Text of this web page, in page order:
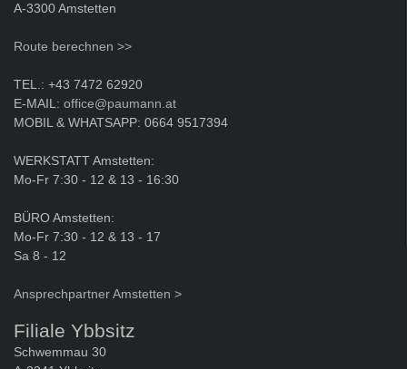
A-3300 Amstetten
Route berechnen >>
TEL.: +43 7472 62920
E-MAIL: office@paumann.at
MOBIL & WHATSAPP: 0664 9517394
WERKSTATT Amstetten:
Mo-Fr 7:30 - 12 & 13 - 16:30
BÜRO Amstetten:
Mo-Fr 7:30 - 12 & 13 - 17
Sa 8 - 12
Ansprechpartner Amstetten >
Filiale Ybbsitz
Schwemmau 30